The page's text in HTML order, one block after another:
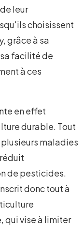
leur
choisissent
grâce à sa
facilité de
à ces
en effet
durable. Tout
maladies
de pesticides.
donc tout à
qui vise à limiter